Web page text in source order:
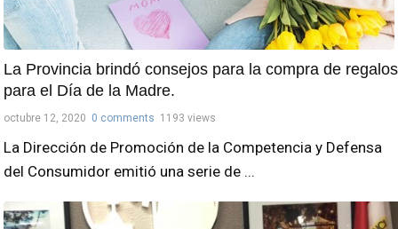
La Provincia brindó consejos para la compra de regalos
para el Día de la Madre.
octubre 12, 2020 0 comments 1193 views
La Dirección de Promoción de la Competencia y Defensa
del Consumidor emitió una serie de ...